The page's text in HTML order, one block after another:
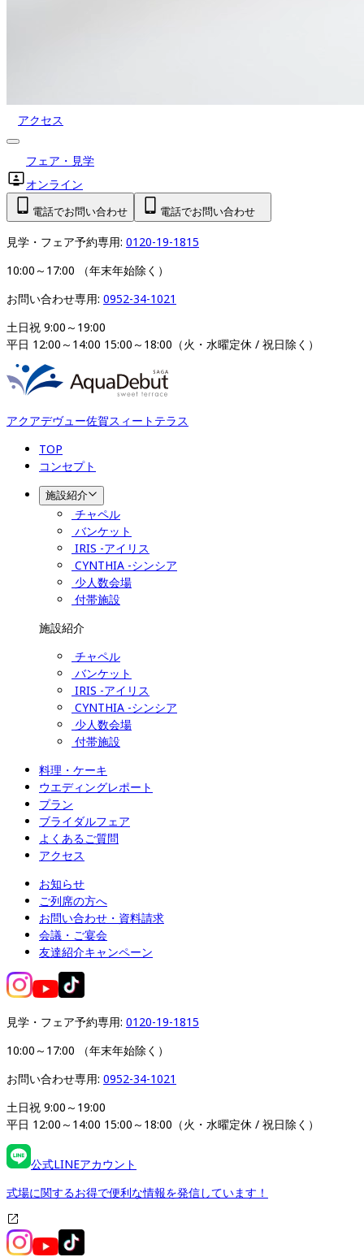
アクセス
フェア・見学
オンライン
電話でお問い合わせ 電話でお問い合わせ
見学・フェア予約専用: 0120-19-1815
10:00～17:00 （年末年始除く）
お問い合わせ専用: 0952-34-1021
土日祝 9:00～19:00
平日 12:00～14:00 15:00～18:00（火・水曜定休 / 祝日除く）
アクアデヴュー佐賀スィートテラス
TOP
コンセプト
施設紹介
チャペル
バンケット
IRIS -アイリス
CYNTHIA -シンシア
少人数会場
付帯施設
施設紹介
チャペル
バンケット
IRIS -アイリス
CYNTHIA -シンシア
少人数会場
付帯施設
料理・ケーキ
ウエディングレポート
プラン
ブライダルフェア
よくあるご質問
アクセス
お知らせ
ご列席の方へ
お問い合わせ・資料請求
会議・ご宴会
友達紹介キャンペーン
見学・フェア予約専用: 0120-19-1815
10:00～17:00 （年末年始除く）
お問い合わせ専用: 0952-34-1021
土日祝 9:00～19:00
平日 12:00～14:00 15:00～18:00（火・水曜定休 / 祝日除く）
公式LINEアカウント
式場に関するお得で便利な情報を発信しています！